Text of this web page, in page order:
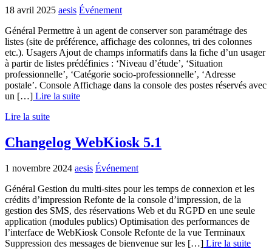
18 avril 2025 aesis Événement
Général Permettre à un agent de conserver son paramétrage des
listes (site de préférence, affichage des colonnes, tri des colonnes
etc.). Usagers Ajout de champs informatifs dans la fiche d’un usager
à partir de listes prédéfinies : ‘Niveau d’étude’, ‘Situation
professionnelle’, ‘Catégorie socio-professionnelle’, ‘Adresse
postale’. Console Affichage dans la console des postes réservés avec
un […] Lire la suite
Lire la suite
Changelog WebKiosk 5.1
1 novembre 2024 aesis Événement
Général Gestion du multi-sites pour les temps de connexion et les
crédits d’impression Refonte de la console d’impression, de la
gestion des SMS, des réservations Web et du RGPD en une seule
application (modules publics) Optimisation des performances de
l’interface de WebKiosk Console Refonte de la vue Terminaux
Suppression des messages de bienvenue sur les […] Lire la suite